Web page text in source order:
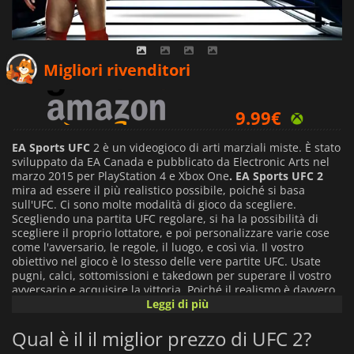
Migliori rivenditori
9.99€
EA Sports UFC 2 è un videogioco di arti marziali miste. È stato
sviluppato da EA Canada e pubblicato da Electronic Arts nel
marzo 2015 per PlayStation 4 e Xbox One. EA Sports UFC 2
mira ad essere il più realistico possibile, poiché si basa
sull'UFC. Ci sono molte modalità di gioco da scegliere.
Scegliendo una partita UFC regolare, si ha la possibilità di
scegliere il proprio lottatore, e poi personalizzare varie cose
come l'avversario, le regole, il luogo, e così via. Il vostro
obiettivo nel gioco è lo stesso delle vere partite UFC. Usate
pugni, calci, sottomissioni e takedown per superare il vostro
avversario e acquisire la vittoria. Poiché il realismo è davvero
EA Sports UFC 2 , i danni che i combattenti
modalità tra cui scegliere, come la modalità carriera, la
modalità squadra, la modalità allenamento e la modalità
Leggi di più
Qual è il il miglior prezzo di UFC 2?